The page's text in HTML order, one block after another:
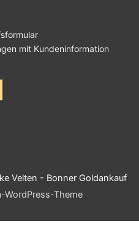
mit Kundeninformation
Velten - Bonner Goldankauf
WordPress-Theme